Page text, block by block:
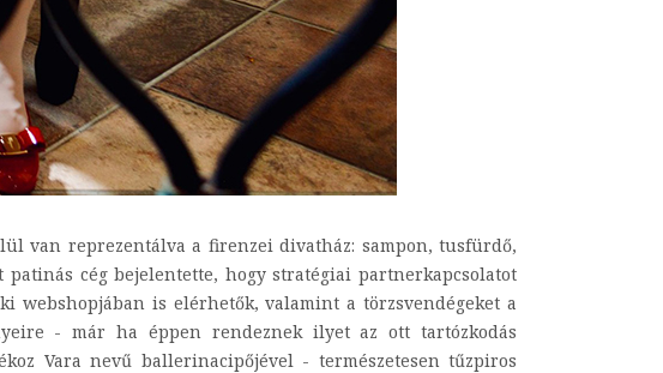
van reprezentálva a firenzei divatház: sampon, tusfürdő,
patinás cég bejelentette, hogy stratégiai partnerkapcsolatot
webshopjában is elérhetők, valamint a törzsvendégeket a
- már ha éppen rendeznek ilyet az ott tartózkodás
Vara nevű ballerinacipőjével - természetesen tűzpiros